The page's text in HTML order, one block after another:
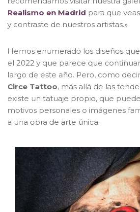
Realismo en Madrid para que
y contraste de nuestros artistas.»
Hemos enumerado los diseños
el 2022 y que parece que
largo de este año. Pero, como
Circe Tattoo, más allá de las
existe un tatuaje propio, que
motivos personales o imágenes
a una obra de arte única.